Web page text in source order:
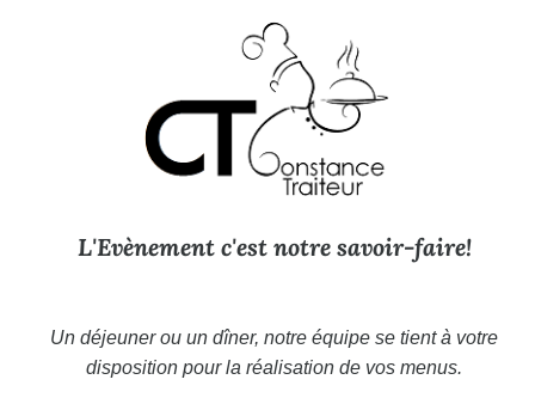
L'Evènement c'est notre savoir-faire!
Un déjeuner ou un dîner, notre équipe se tient à votre
disposition pour la réalisation de vos menus.